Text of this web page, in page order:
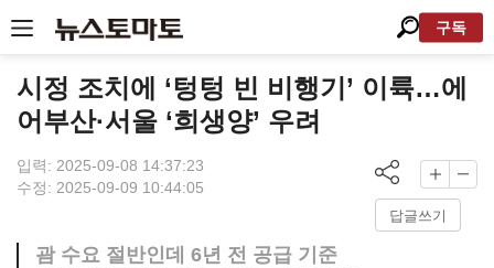
구독
시정 조치에 ‘텅텅 빈 비행기’ 이륙…에
어부산·서울 ‘희생양’ 우려
입력: 2025-09-08 14:37:23
수정: 2025-09-09 10:44:05
답글쓰기
괌 수요 절반인데 6년 전 공급 기준